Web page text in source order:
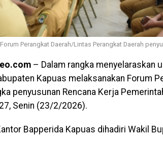
Perangkat Daerah/Lintas Perangkat Daerah
– Dalam rangka menyelaraskan
Kapuas melaksanakan Forum
penyusunan Rencana Kerja
Senin (23/2/2026).
Bapperida Kapuas dihadiri Wakil